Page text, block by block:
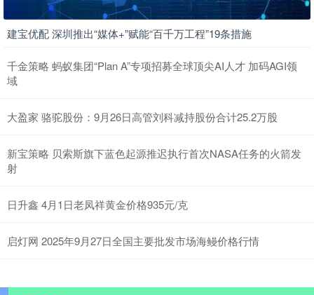
建宝优配 深圳推出“媒体+”赋能“百千万工程”19条措施
千金策略 蚂蚁集团“Plan A”专项招募全球顶尖AI人才 加码AGI领
域
大盈家 骆驼股份：9月26日高管刘科减持股份合计25.2万股
新宝策略 贝索斯旗下蓝色起源推迟执行首次NASA任务的火箭发
射
日升鑫 4月1日老凤祥黄金价格935元/克
启灯网 2025年9月27日全国主要批发市场海鳗价格行情